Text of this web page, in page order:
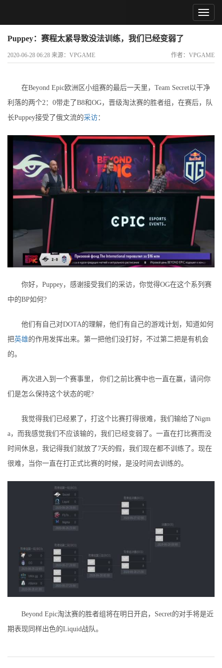
Puppey：赛程太紧导致没法训练，我们已经变弱了
2020-06-28 06:28 来源：VPGAME 作者：VPGAME
在Beyond Epic欧洲区小组赛的最后一天里，Team Secret以干净
利落的两个2：0带走了B8和OG，晋级淘汰赛的胜者组，在赛后，队
长Puppey接受了俄文流的采访：
你好，Puppey，感谢接受我们的采访，你觉得OG在这个系列赛
中的BP如何?
他们有自己对DOTA的理解，他们有自己的游戏计划，知道如何
把英雄的作用发挥出来。第一把他们没打好，不过第二把是有机会
的。
再次进入到一个赛事里， 你们之前比赛中也一直在赢，请问你
们是怎么保持这个状态的呢?
我觉得我们已经累了，打这个比赛打得很难，我们输给了Nigm
a，而我感觉我们不应该输的，我们已经变弱了。一直在打比赛而没
时间休息，我记得我们就放了7天的假，我们现在都不训练了。现在
很难，当你一直在打正式比赛的时候，是没时间去训练的。
Beyond Epic淘汰赛的胜者组将在明日开启，Secret的对手将是近
期表现同样出色的Liquid战队。